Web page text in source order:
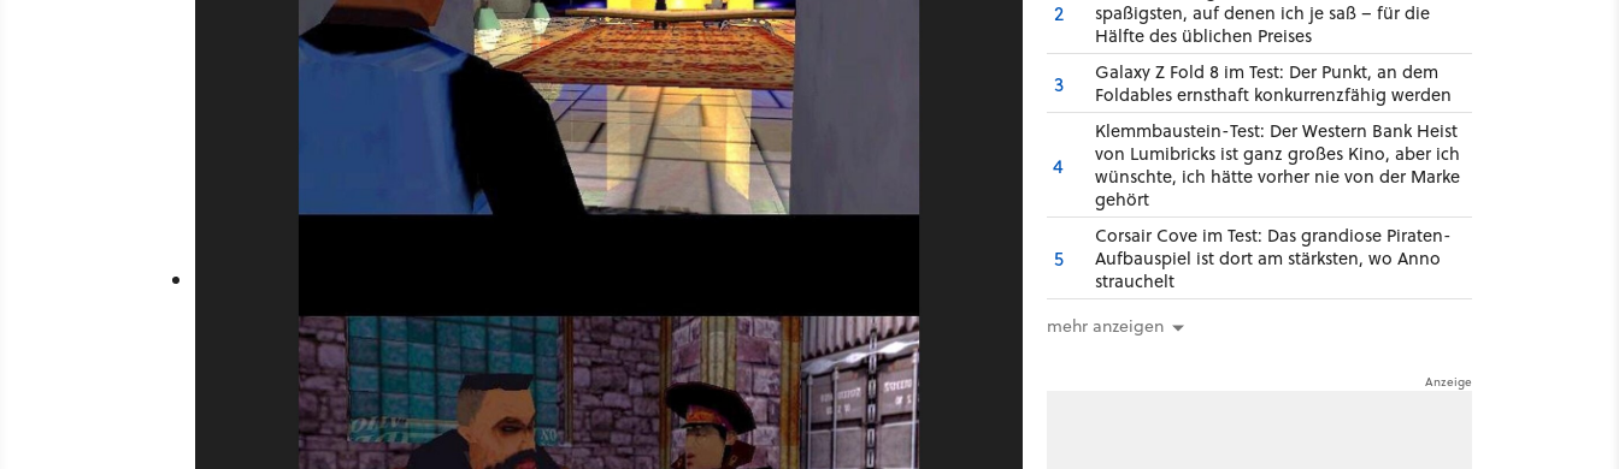
2
spaßigsten, auf denen ich je saß – für die
Hälfte des üblichen Preises
3
Galaxy Z Fold 8 im Test: Der Punkt, an dem
Foldables ernsthaft konkurrenzfähig werden
4
Klemmbaustein-Test: Der Western Bank Heist
von Lumibricks ist ganz großes Kino, aber ich
wünschte, ich hätte vorher nie von der Marke
gehört
5
Corsair Cove im Test: Das grandiose Piraten-
Aufbauspiel ist dort am stärksten, wo Anno
strauchelt
mehr anzeigen